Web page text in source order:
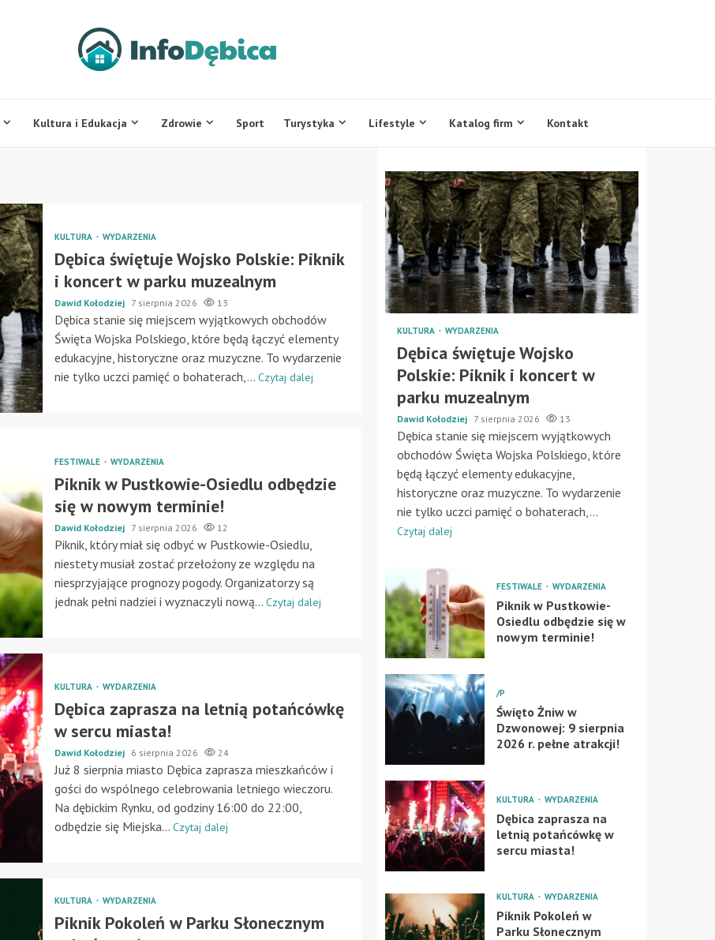
Kultura i Edukacja Zdrowie Sport Turystyka Lifestyle Katalog firm Kontakt
KULTURA WYDARZENIA
Dębica świętuje Wojsko Polskie: Piknik
i koncert w parku muzealnym
Dawid Kołodziej 7 sierpnia 2026 13
Dębica stanie się miejscem wyjątkowych obchodów
Święta Wojska Polskiego, które będą łączyć elementy
edukacyjne, historyczne oraz muzyczne. To wydarzenie
nie tylko uczci pamięć o bohaterach,... Czytaj dalej
FESTIWALE WYDARZENIA
Piknik w Pustkowie-Osiedlu odbędzie
się w nowym terminie!
Dawid Kołodziej 7 sierpnia 2026 12
Piknik, który miał się odbyć w Pustkowie-Osiedlu,
niestety musiał zostać przełożony ze względu na
niesprzyjające prognozy pogody. Organizatorzy są
jednak pełni nadziei i wyznaczyli nową... Czytaj dalej
KULTURA WYDARZENIA
Dębica zaprasza na letnią potańcówkę
w sercu miasta!
Dawid Kołodziej 6 sierpnia 2026 24
Już 8 sierpnia miasto Dębica zaprasza mieszkańców i
gości do wspólnego celebrowania letniego wieczoru.
Na dębickim Rynku, od godziny 16:00 do 22:00,
odbędzie się Miejska... Czytaj dalej
KULTURA WYDARZENIA
Piknik Pokoleń w Parku Słonecznym
KULTURA WYDARZENIA
Dębica świętuje Wojsko
Polskie: Piknik i koncert w
parku muzealnym
Dawid Kołodziej 7 sierpnia 2026 13
Dębica stanie się miejscem wyjątkowych
obchodów Święta Wojska Polskiego, które
będą łączyć elementy edukacyjne,
historyczne oraz muzyczne. To wydarzenie
nie tylko uczci pamięć o bohaterach,...
Czytaj dalej
FESTIWALE WYDARZENIA
Piknik w Pustkowie-
Osiedlu odbędzie się w
nowym terminie!
/P
Święto Żniw w
Dzwonowej: 9 sierpnia
2026 r. pełne atrakcji!
KULTURA WYDARZENIA
Dębica zaprasza na
letnią potańcówkę w
sercu miasta!
KULTURA WYDARZENIA
Piknik Pokoleń w
Parku Słonecznym